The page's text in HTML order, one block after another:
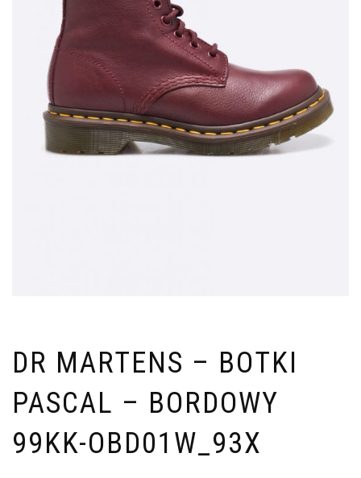
DR MARTENS – BOTKI
PASCAL – BORDOWY
99KK-OBD01W_93X